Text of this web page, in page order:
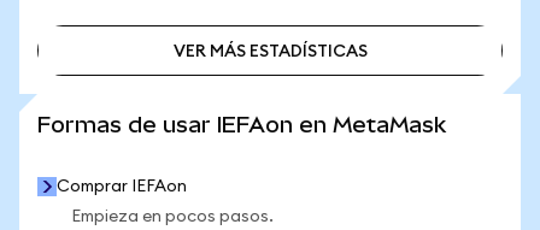
VER MÁS ESTADÍSTICAS
Formas de usar IEFAon en MetaMask
Comprar IEFAon
Empieza en pocos pasos.